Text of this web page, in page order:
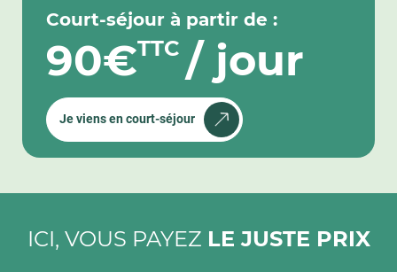
Court-séjour à partir de :
90€TTC / jour
Je viens en court-séjour
ICI, VOUS PAYEZ LE JUSTE PRIX